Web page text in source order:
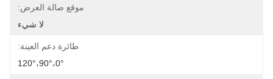
موقع صالة العرض:
لا شيء
طائرة دعم العينة:
0°،90°،120°